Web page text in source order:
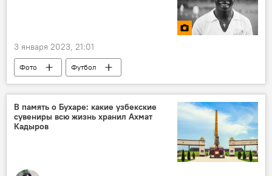
3 января 2023, 21:01
Фото Футбол
В память о Бухаре: какие узбекские
сувениры всю жизнь хранил Ахмат
Кадыров